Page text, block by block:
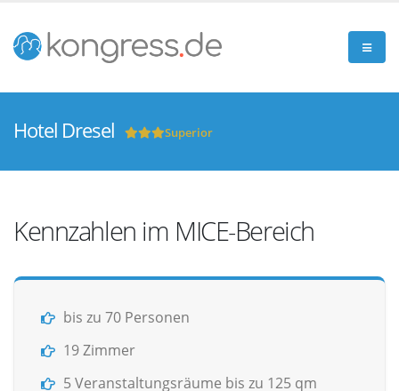
Hotel Dresel Superior
Kennzahlen im MICE-Bereich
bis zu 70 Personen
19 Zimmer
5 Veranstaltungsräume bis zu 125 qm